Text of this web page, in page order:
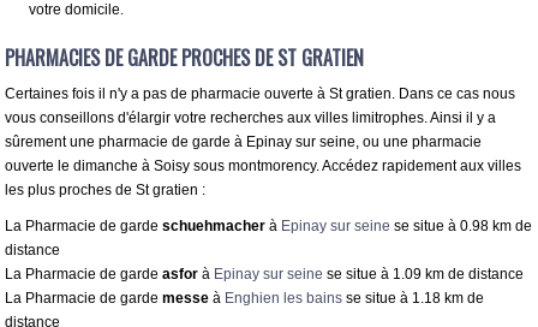
votre domicile.
PHARMACIES DE GARDE PROCHES DE ST GRATIEN
Certaines fois il n'y a pas de pharmacie ouverte à St gratien. Dans ce cas nous
vous conseillons d'élargir votre recherches aux villes limitrophes. Ainsi il y a
sûrement une pharmacie de garde à Epinay sur seine, ou une pharmacie
ouverte le dimanche à Soisy sous montmorency. Accédez rapidement aux villes
les plus proches de St gratien :
La Pharmacie de gardeschuehmacher à Epinay sur seine se situe à 0.98 km de
distance
La Pharmacie de gardeasfor à Epinay sur seine se situe à 1.09 km de distance
La Pharmacie de gardemesse à Enghien les bains se situe à 1.18 km de
distance